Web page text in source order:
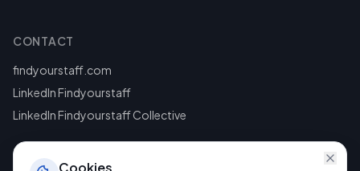
CONTACT
findyourstaff.com
LinkedIn Findyourstaff
LinkedIn Findyourstaff Collective
Cookies